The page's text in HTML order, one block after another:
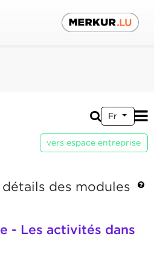
Fr
vers espace entreprise
des modules
- Les activités dans